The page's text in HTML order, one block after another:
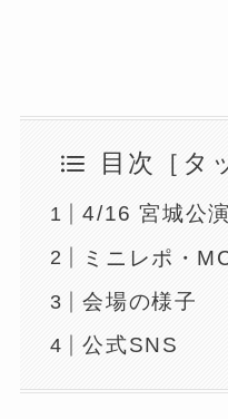
目次［タ
4/16 宮城公
ミニレポ・
会場の様子
公式SNS